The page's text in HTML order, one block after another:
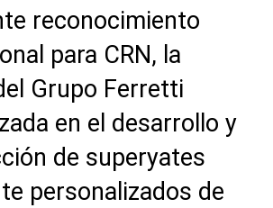
reconocimiento
para CRN, la
Grupo Ferretti
en el desarrollo y
de superyates
personalizados de